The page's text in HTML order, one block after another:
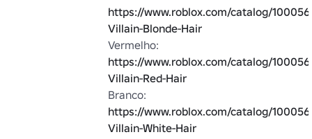
https://www.roblox.com/catalog/
Villain-Blonde-Hair
https://www.roblox.com/catalog/
Villain-Red-Hair
https://www.roblox.com/catalog/
Villain-White-Hair